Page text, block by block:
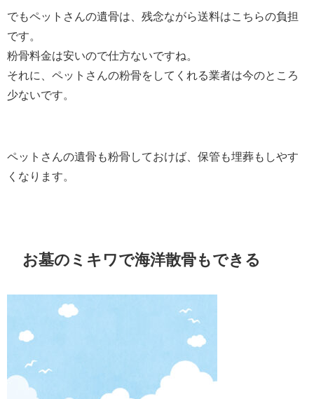
でもペットさんの遺骨は、残念ながら送料はこちらの負担
です。
粉骨料金は安いので仕方ないですね。
それに、ペットさんの粉骨をしてくれる業者は今のところ
少ないです。
ペットさんの遺骨も粉骨しておけば、保管も埋葬もしやす
くなります。
お墓のミキワで海洋散骨もできる